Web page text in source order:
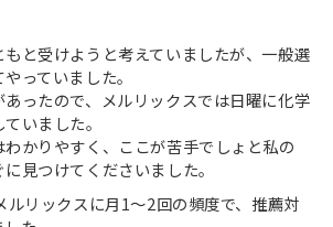
と受けようと考えていましたが、一般選
っていました。
ったので、メルリックスでは日曜に化学
いました。
かりやすく、ここが苦手でしょと私の
見つけてくださいました。
ルリックスに月1～2回の頻度で、推薦対